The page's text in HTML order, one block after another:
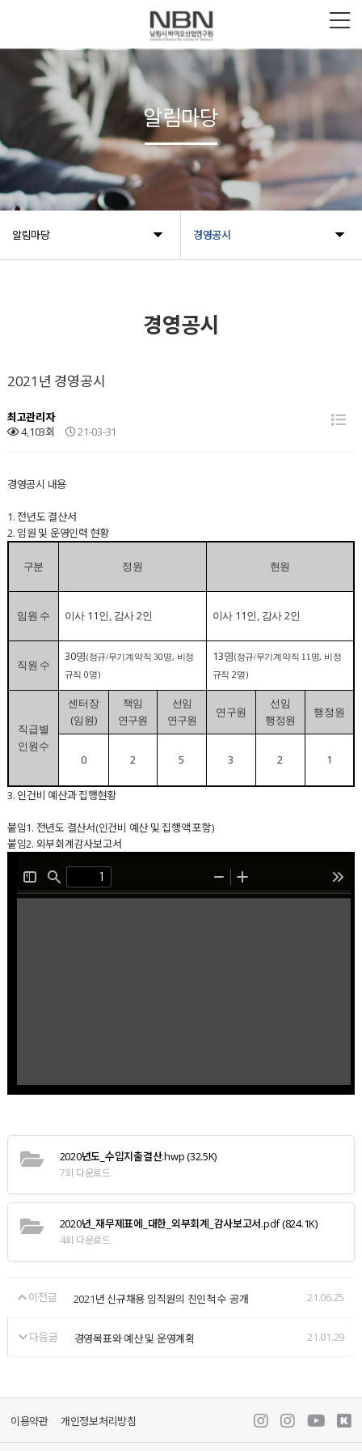
알림마당 경영공시
알림마당
경영공시
2021년 경영공시
최고관리자
4,103회
21-03-31
경영공시 내용
1. 전년도 결산서
2. 임원 및 운영인력 현황
구분 정원 현원
임원 수 이사 11 인 , 감사 2인 이사 11 인 , 감사 2인
직원 수
30명(정규/무기계약직 30명, 비정
규직 0명)
13명(정규/무기계약직 11 명, 비정
규직 2명)
직급별
인원수
센터장
(임원)
책임
연구원
선임
연구원
연구원
선임
행정원
행정원
0 2 5 3 2 1
3. 인건비 예산과 집행현황
붙임1. 전년도 결산서(인건비 예산 및 집행액 포함)
붙임2. 외부회계감사보고서
2020년도_수입지출결산.hwp(32.5K)
7회 다운로드
2020년_재무제표에_대한_외부회계_감사보고서.pdf(824.1K)
4회 다운로드
이전글 2021년 신규채용 임직원의 친인척 수 공개 21.06.25
다음글 경영목표와 예산 및 운영계획 21.01.29
이용약관 개인정보처리방침